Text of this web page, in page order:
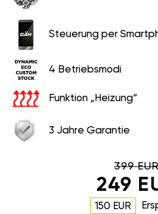
Steuerung per
4 Betriebsmodi
Funktion „Heizung“
3 Jahre Garantie
399
249
150 EUR